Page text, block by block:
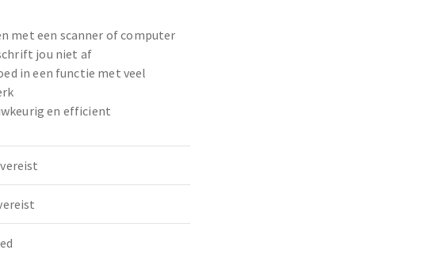
met een scanner of computer
jou niet af
in een functie met veel
en efficient